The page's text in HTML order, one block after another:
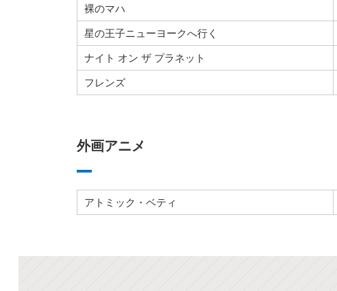
裸のマハ
星の王子ニューヨークへ行く
ナイト オン ザ プラネット
フレンズ
外画アニメ
アトミック・ベティ